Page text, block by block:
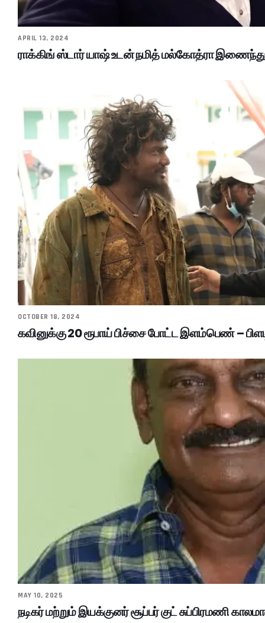
APRIL 13, 2024
ராக்கிங் ஸ்டார் யாஷ் உடன் நமித் மல்கோத்ரா
OCTOBER 18, 2024
கவினுக்கு 20 ரூபாய் பிச்சை போட்ட இளம்பெண் –
MAY 10, 2025
நடிகர் மற்றும் இயக்குனர் சூப்பர் குட் சுப்பிரமணி